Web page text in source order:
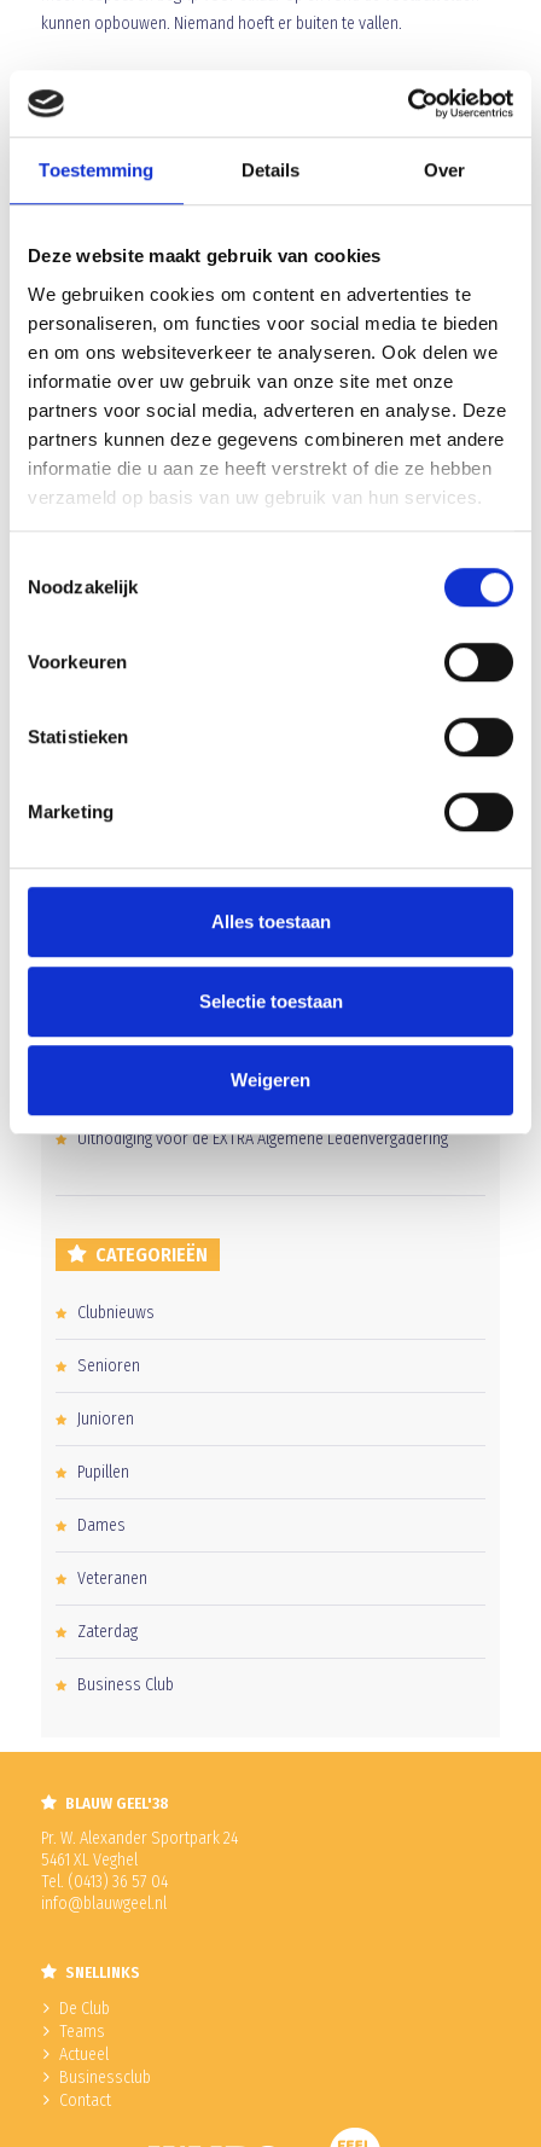
Toestemming Details Over
Deze website maakt gebruik van cookies
We gebruiken cookies om content en advertenties te
personaliseren, om functies voor social media te bieden
en om ons websiteverkeer te analyseren. Ook delen we
informatie over uw gebruik van onze site met onze
partners voor social media, adverteren en analyse. Deze
partners kunnen deze gegevens combineren met andere
informatie die u aan ze heeft verstrekt of die ze hebben
verzameld op basis van uw gebruik van hun services.
Noodzakelijk
Voorkeuren
Statistieken
Marketing
Alles toestaan
Selectie toestaan
Weigeren
kunnen opbouwen. Niemand hoeft er buiten te vallen.
WIL JE MEER WETEN?
Neem dan gerust contact op met een van ons. We zijn erg
Marcel van Herpen (
http://www.marcelvanherpen.nl
) en Simone
Mark (http://www.simonemark.nl) vind je ook meer informatie.
Ellen Kortekaas
Werkgroep Respect
Array
Facebook WhatsApp
Competitie afgesloten met winst
AANMELDEN LID
RECENT NIEUWS
‘Méér kansen voor de eigen jeugd’
Overwinning op Mierlo Hout
Gelijkspel in eerste oefenwedstrijd tweede blok
Uitnodiging voor de EXTRA Algemene Ledenvergadering
CATEGORIEËN
Clubnieuws
Senioren
Junioren
Pupillen
Dames
Veteranen
Zaterdag
Business Club
BLAUW GEEL'38
Pr. W. Alexander Sportpark 24
5461 XL Veghel
Tel. (0413) 36 57 04
info@blauwgeel.nl
SNELLINKS
De Club
Teams
Actueel
Businessclub
Contact